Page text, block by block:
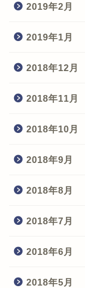
2019年2月
2019年1月
2018年12月
2018年11月
2018年10月
2018年9月
2018年8月
2018年7月
2018年6月
2018年5月